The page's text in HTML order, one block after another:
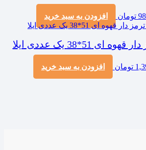
تومان افزودن به سبد خرید
ای 51*38 یک عددی ایلا
تومان افزودن به سبد خرید